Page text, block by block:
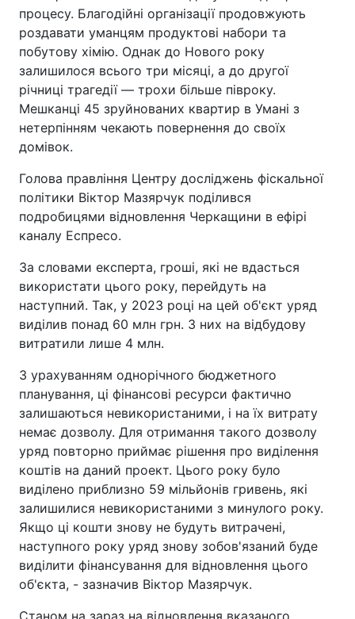
процесу. Благодійні організації продовжують
роздавати уманцям продуктові набори та
побутову хімію. Однак до Нового року
залишилося всього три місяці, а до другої
річниці трагедії — трохи більше півроку.
Мешканці 45 зруйнованих квартир в Умані з
нетерпінням чекають повернення до своїх
домівок.
Голова правління Центру досліджень фіскальної
політики Віктор Мазярчук поділився
подробицями відновлення Черкащини в ефірі
каналу Еспресо.
За словами експерта, гроші, які не вдасться
використати цього року, перейдуть на
наступний. Так, у 2023 році на цей об'єкт уряд
виділив понад 60 млн грн. З них на відбудову
витратили лише 4 млн.
З урахуванням однорічного бюджетного
планування, ці фінансові ресурси фактично
залишаються невикористаними, і на їх витрату
немає дозволу. Для отримання такого дозволу
уряд повторно приймає рішення про виділення
коштів на даний проект. Цього року було
виділено приблизно 59 мільйонів гривень, які
залишилися невикористаними з минулого року.
Якщо ці кошти знову не будуть витрачені,
наступного року уряд знову зобов'язаний буде
виділити фінансування для відновлення цього
об'єкта, - зазначив Віктор Мазярчук.
Станом на зараз на відновлення вказаного